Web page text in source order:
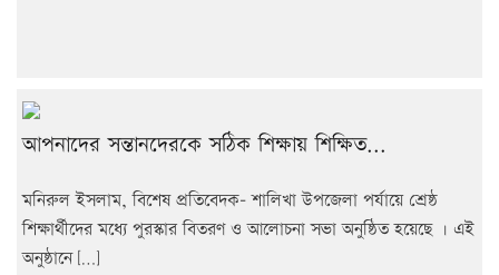
আপনাদের সন্তানদেরকে সঠিক শিক্ষায় শিক্ষিত...
মনিরুল ইসলাম, বিশেষ প্রতিবেদক- শালিখা উপজেলা পর্যায়ে শ্রেষ্ঠ
শিক্ষার্থীদের মধ্যে পুরস্কার বিতরণ ও আলোচনা সভা অনুষ্ঠিত হয়েছে । এই
অনুষ্ঠানে […]